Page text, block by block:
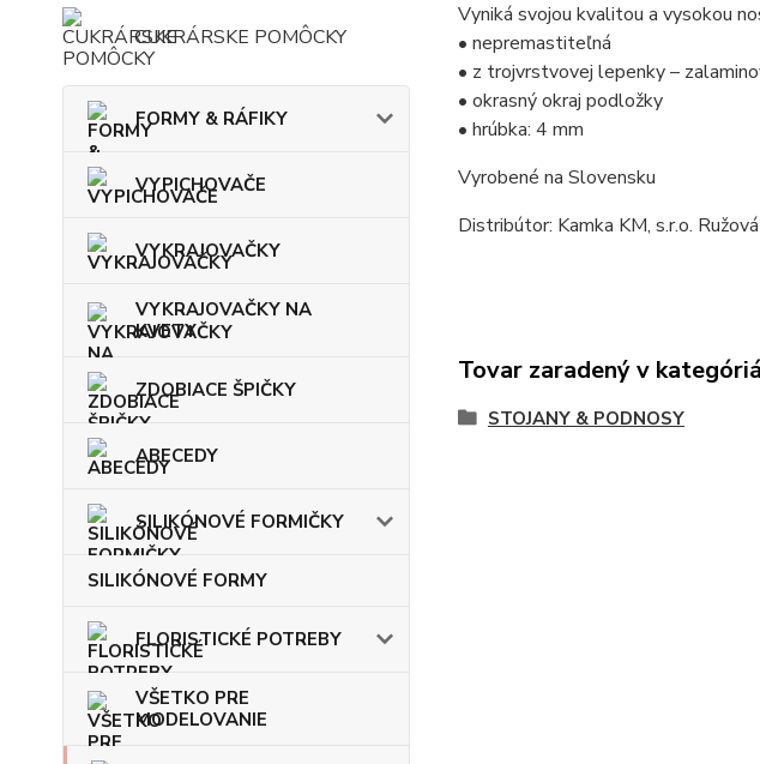
CUKRÁRSKE POMÔCKY
FORMY & RÁFIKY
VYPICHOVAČE
VYKRAJOVAČKY
VYKRAJOVAČKY NA
KVETY
ZDOBIACE ŠPIČKY
ABECEDY
SILIKÓNOVÉ FORMIČKY
SILIKÓNOVÉ FORMY
FLORISTICKÉ POTREBY
VŠETKO PRE
MODELOVANIE
Vyniká svojou kvalitou a vysokou
• nepremastiteľná
• z trojvrstvovej lepenky –
• okrasný okraj podložky
• hrúbka: 4 mm
Vyrobené na Slovensku
Distribútor: Kamka KM, s.r.o.
Tovar zaradený v
STOJANY & PODNOSY